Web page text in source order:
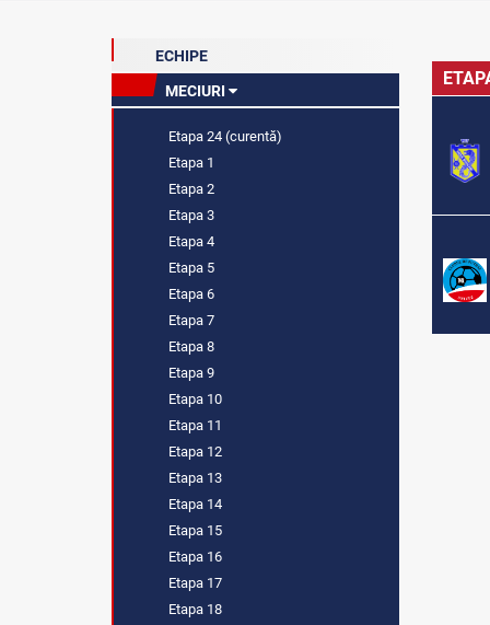
ECHIPE
MECIURI
Etapa 24 (curentă)
Etapa 1
Etapa 2
Etapa 3
Etapa 4
Etapa 5
Etapa 6
Etapa 7
Etapa 8
Etapa 9
Etapa 10
Etapa 11
Etapa 12
Etapa 13
Etapa 14
Etapa 15
Etapa 16
Etapa 17
Etapa 18